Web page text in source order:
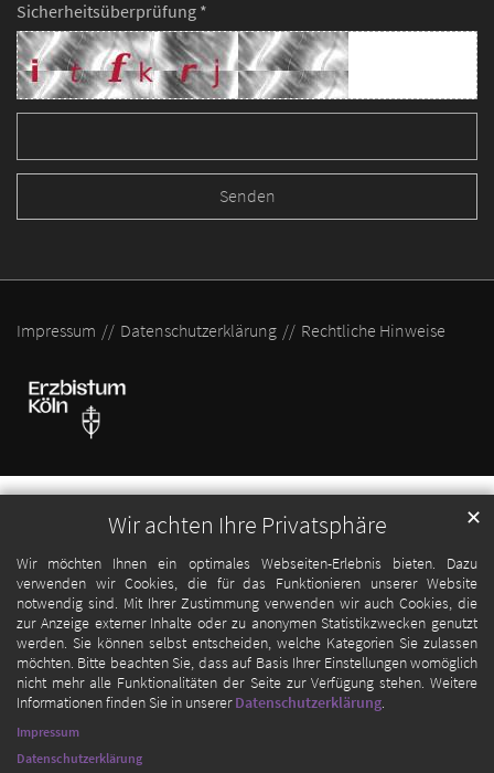
Wir achten Ihre Privatsphäre
Wir möchten Ihnen ein optimales Webseiten-Erlebnis bieten. Dazu
verwenden wir Cookies, die für das Funktionieren unserer Website
notwendig sind. Mit Ihrer Zustimmung verwenden wir auch Cookies, die
zur Anzeige externer Inhalte oder zu anonymen Statistikzwecken genutzt
werden. Sie können selbst entscheiden, welche Kategorien Sie zulassen
möchten. Bitte beachten Sie, dass auf Basis Ihrer Einstellungen womöglich
nicht mehr alle Funktionalitäten der Seite zur Verfügung stehen. Weitere
Informationen finden Sie in unsererDatenschutzerklärung.
✕
Impressum
Datenschutzerklärung
Sicherheitsüberprüfung *
Impressum Datenschutzerklärung Rechtliche Hinweise